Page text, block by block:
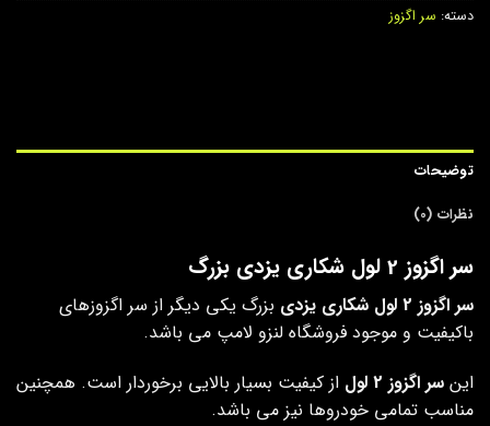
دسته: سر اگزوز
توضیحات
نظرات (0)
سر اگزوز 2 لول شکاری یزدی بزرگ
سر اگزوز 2 لول شکاری یزدی
بزرگ یکی دیگر از سر اگزوزهای
باکیفیت و موجود فروشگاه لنزو لامپ می باشد.
این سر اگزوز 2 لول
از کیفیت بسیار بالایی برخوردار است. همچنین
مناسب تمامی خودروها نیز می باشد.